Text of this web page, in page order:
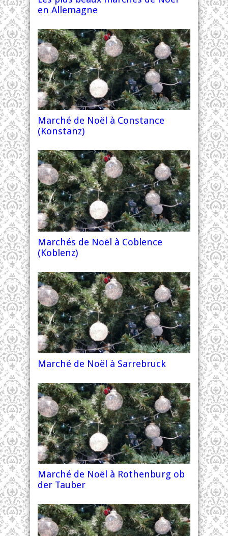
en Allemagne
Marché de Noël à Constance
(Konstanz)
Marchés de Noël à Coblence
(Koblenz)
Marché de Noël à Sarrebruck
Marché de Noël à Rothenburg ob
der Tauber